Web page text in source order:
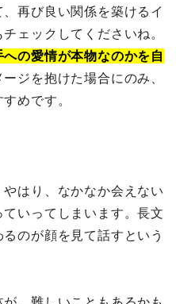
再び良い関係を築けるイ
ェックしてくださいね。
の愛情が本物なのかを自
ジを抱けた場合にのみ、
めです。
はり、なかなか会えない
いってしまいます。長文
のが顔を見て話すという